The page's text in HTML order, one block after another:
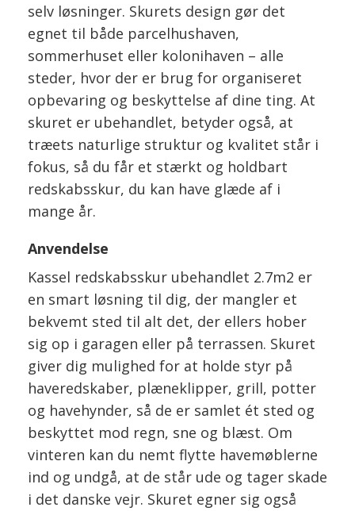
selv løsninger. Skurets design gør det
egnet til både parcelhushaven,
sommerhuset eller kolonihaven – alle
steder, hvor der er brug for organiseret
opbevaring og beskyttelse af dine ting. At
skuret er ubehandlet, betyder også, at
træets naturlige struktur og kvalitet står i
fokus, så du får et stærkt og holdbart
redskabsskur, du kan have glæde af i
mange år.
Anvendelse
Kassel redskabsskur ubehandlet 2.7m2 er
en smart løsning til dig, der mangler et
bekvemt sted til alt det, der ellers hober
sig op i garagen eller på terrassen. Skuret
giver dig mulighed for at holde styr på
haveredskaber, plæneklipper, grill, potter
og havehynder, så de er samlet ét sted og
beskyttet mod regn, sne og blæst. Om
vinteren kan du nemt flytte havemøblerne
ind og undgå, at de står ude og tager skade
i det danske vejr. Skuret egner sig også